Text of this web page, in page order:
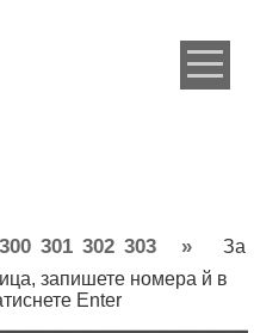
300 301 302 303 »
За
запишете номера й в
Enter